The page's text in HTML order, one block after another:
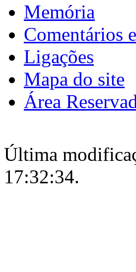
Memória
Comentários
Ligações
Mapa do site
Área
Última
17:32:34.